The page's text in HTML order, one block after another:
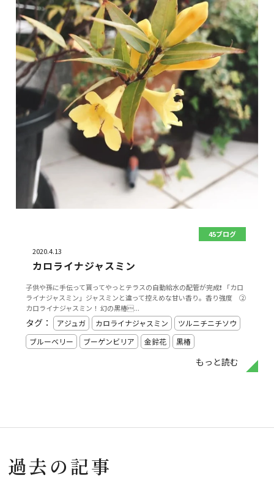
45ブログ
2020.4.13
カロライナジャスミン
子供や孫に手伝って貰ってやっとテラスの自動給水の配管が完成❗️ 「カロ
ライナジャスミン」ジャスミンと違って控えめな甘い香り。香り強度 ②
カロライナジャスミン！ 幻の黒椿...
もっと読む
タグ： アジュガ カロライナジャスミン
ツルニチニチソウ
ブルーベリー
ブーゲンビリア 金鈴花 黒椿
過去の記事